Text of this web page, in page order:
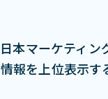
日本マーケティ
情報を上位表示